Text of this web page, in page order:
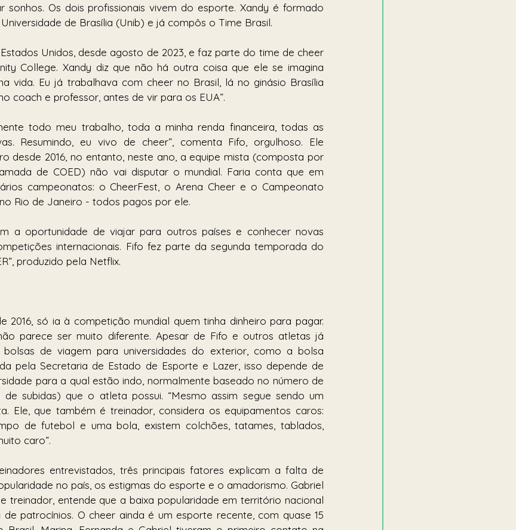
sonhos. Os dois profissionais vivem do esporte. Xandy é formado
de Brasília (Unib) e já compôs o Time Brasil.
Unidos, desde agosto de 2023, e faz parte do time de cheer
College. Xandy diz que não há outra coisa que ele se imagina
vida. Eu já trabalhava com cheer no Brasil, lá no ginásio Brasília
coach e professor, antes de vir para os EUA”.
todo meu trabalho, toda a minha renda financeira, todas as
Resumindo, eu vivo de cheer”, comenta Fifo, orgulhoso. Ele
desde 2016, no entanto, neste ano, a equipe mista (composta por
de COED) não vai disputar o mundial. Faria conta que em
campeonatos: o CheerFest, o Arena Cheer e o Campeonato
Rio de Janeiro - todos pagos por ele.
a oportunidade de viajar para outros países e conhecer novas
internacionais. Fifo fez parte da segunda temporada do
produzido pela Netflix.
2016, só ia à competição mundial quem tinha dinheiro para pagar.
parece ser muito diferente. Apesar de Fifo e outros atletas já
de viagem para universidades do exterior, como a bolsa
pela Secretaria de Estado de Esporte e Lazer, isso depende de
para a qual estão indo, normalmente baseado no número de
de subidas) que o atleta possui. “Mesmo assim segue sendo um
Ele, que também é treinador, considera os equipamentos caros:
de futebol e uma bola, existem colchões, tatames, tablados,
caro”.
entrevistados, três principais fatores explicam a falta de
no país, os estigmas do esporte e o amadorismo. Gabriel
treinador, entende que a baixa popularidade em território nacional
de patrocínios. O cheer ainda é um esporte recente, com quase 15